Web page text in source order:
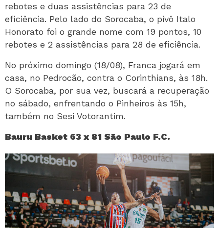
rebotes e duas assistências para 23 de
eficiência. Pelo lado do Sorocaba, o pivô Italo
Honorato foi o grande nome com 19 pontos, 10
rebotes e 2 assistências para 28 de eficiência.
No próximo domingo (18/08), Franca jogará em
casa, no Pedrocão, contra o Corinthians, às 18h.
O Sorocaba, por sua vez, buscará a recuperação
no sábado, enfrentando o Pinheiros às 15h,
também no Sesi Votorantim.
Bauru Basket 63 x 81 São Paulo F.C.